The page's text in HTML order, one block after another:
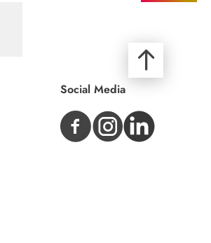
Social Media